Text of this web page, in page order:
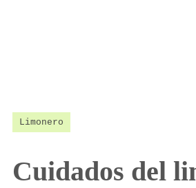
Limonero
Cuidados del